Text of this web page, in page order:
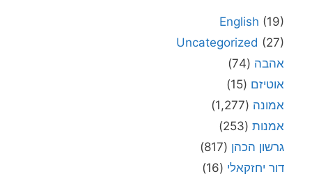
English (19)
Uncategorized (27)
אהבה (74)
אוטיזם (15)
אמונה (1,277)
אמנות (253)
גרשון הכהן (817)
דור יחזקאלי (16)